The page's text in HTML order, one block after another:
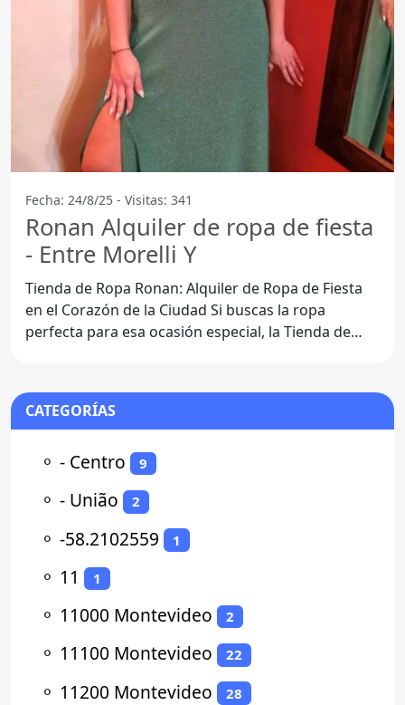
Fecha: 24/8/25 - Visitas: 341
Ronan Alquiler de ropa de fiesta
- Entre Morelli Y
Tienda de Ropa Ronan: Alquiler de Ropa de Fiesta
en el Corazón de la Ciudad Si buscas la ropa
perfecta para esa ocasión especial, la Tienda de
CATEGORÍAS
⚬ - Centro 9
⚬ - União 2
⚬ -58.2102559 1
⚬ 11 1
⚬ 11000 Montevideo 2
⚬ 11100 Montevideo 22
⚬ 11200 Montevideo 28